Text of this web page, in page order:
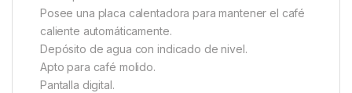
Posee una placa calentadora para mantener el café
caliente automáticamente.
Depósito de agua con indicado de nivel.
Apto para café molido.
Pantalla digital.